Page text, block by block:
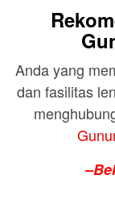
Anda yang
dan fasilitas